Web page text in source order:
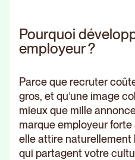
Pourquoi
employeur ?
Parce que recruter
gros, et qu’une image
mieux que mille
marque employeur
elle attire naturellement
qui partagent votre